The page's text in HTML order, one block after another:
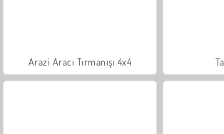
Arazi Aracı Tırmanışı 4x4